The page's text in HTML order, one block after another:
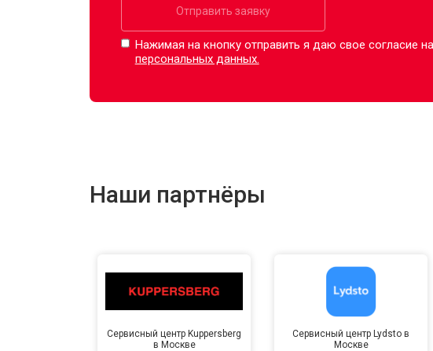
Отправить заявку
Нажимая на кнопку отправить я даю свое согласие
персональных данных.
Наши партнёры
Сервисный центр Kuppersberg
в Москве
Сервисный центр Lydsto в
Москве